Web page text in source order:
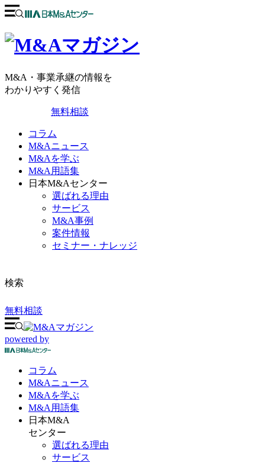
M&A・事業承継の情報を
わかりやすく発信
無料相談
コラム
M&Aニュース
M&Aを学ぶ
M&A用語集
日本M&Aセンター
選ばれる理由
サービス
M&A事例
案件情報
セミナー・ナレッジ
検索
無料相談
powered by
コラム
M&Aニュース
M&Aを学ぶ
M&A 用語集
日本M&A
センター
選ばれる理由
サービス